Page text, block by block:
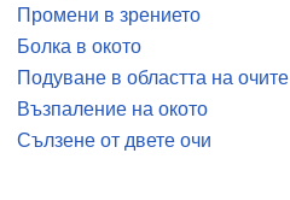
Промени в зрението
Болка в окото
Подуване в областта на очите
Възпаление на окото
Сълзене от двете очи